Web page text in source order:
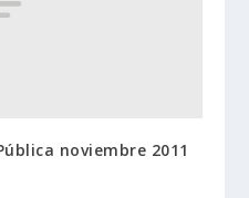
noviembre 2011